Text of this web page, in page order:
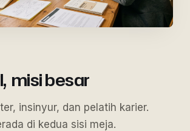
misi besar
insinyur, dan pelatih karier.
di kedua sisi meja.